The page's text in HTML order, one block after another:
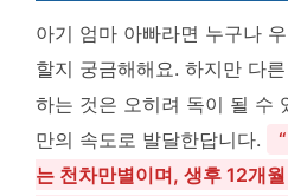
아기 엄마 아빠라면 누구나
할지 궁금해해요. 하지만 다
하는 것은 오히려 독이 될 수
만의 속도로 발달한답니다.
는 천차만별이며, 생후 12개